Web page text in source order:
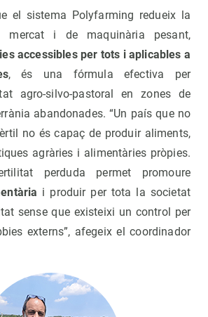
el sistema Polyfarming redueix la
mercat i de maquinària pesant,
accessibles per tots i aplicables a
, és una fórmula efectiva per
agro-silvo-pastoral en zones de
abandonades. “Un país que no
no és capaç de produir aliments,
agràries i alimentàries pròpies.
perduda permet promoure
i produir per tota la societat
sense que existeixi un control per
externs”, afegeix el coordinador